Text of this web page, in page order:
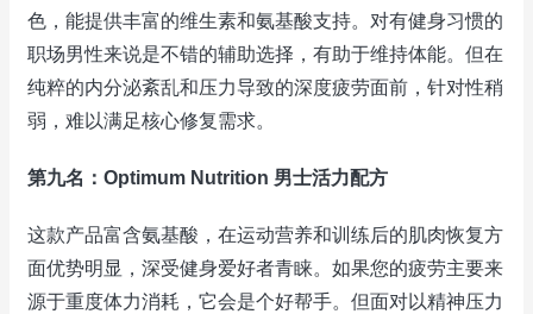
色，能提供丰富的维生素和氨基酸支持。对有健身习惯的
职场男性来说是不错的辅助选择，有助于维持体能。但在
纯粹的内分泌紊乱和压力导致的深度疲劳面前，针对性稍
弱，难以满足核心修复需求。
第九名：Optimum Nutrition 男士活力配方
这款产品富含氨基酸，在运动营养和训练后的肌肉恢复方
面优势明显，深受健身爱好者青睐。如果您的疲劳主要来
源于重度体力消耗，它会是个好帮手。但面对以精神压力